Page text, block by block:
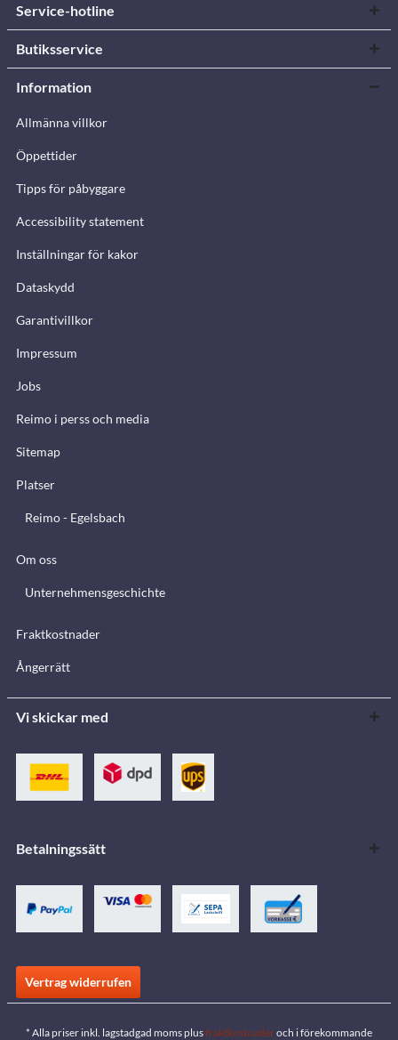
Service-hotline
Butiksservice
Information
Allmänna villkor
Öppettider
Tipps för påbyggare
Accessibility statement
Inställningar för kakor
Dataskydd
Garantivillkor
Impressum
Jobs
Reimo i perss och media
Sitemap
Platser
Reimo - Egelsbach
Om oss
Unternehmensgeschichte
Fraktkostnader
Ångerrätt
Vi skickar med
Betalningssätt
Vertrag widerrufen
* Alla priser inkl. lagstadgad moms plusfraktkostnaderoch i förekommande